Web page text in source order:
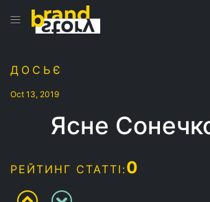
ДОСЬЄ
Oct 13, 2019
Ясне
РЕЙТИНГ СТАТТІ:0